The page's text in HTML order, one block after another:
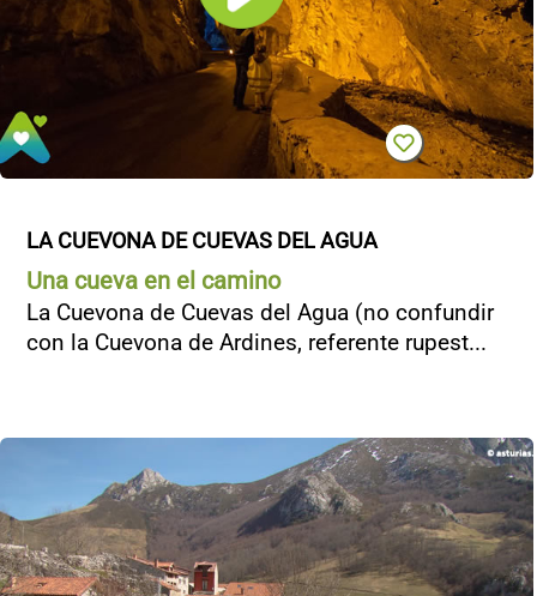
LA CUEVONA DE CUEVAS DEL AGUA
Una cueva en el camino
La Cuevona de Cuevas del Agua (no confundir
con la Cuevona de Ardines, referente rupest...